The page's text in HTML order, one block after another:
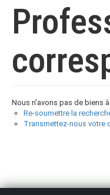
Nous n'avons pas de biens
Re-soumettre la
Transmettez-nous votre